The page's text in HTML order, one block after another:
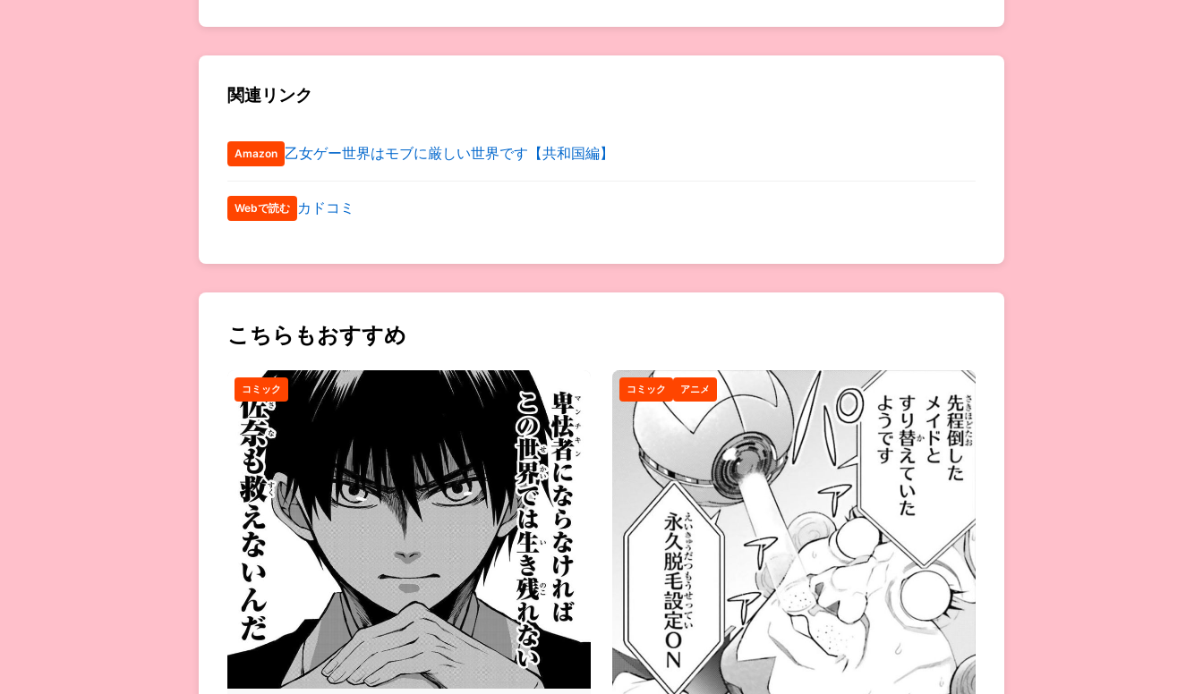
関連リンク
Amazon 乙女ゲー世界はモブに厳しい世界です【共和国編】
Webで読む カドコミ
こちらもおすすめ
コミック コミック アニメ